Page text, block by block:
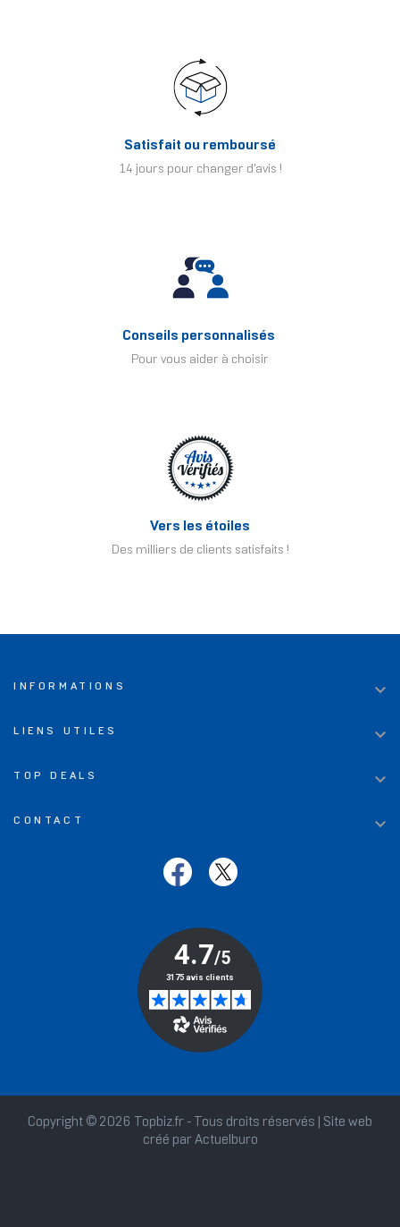
Satisfait ou remboursé
14 jours pour changer d'avis !
Conseils personnalisés
Pour vous aider à choisir
Vers les étoiles
Des milliers de clients satisfaits !
INFORMATIONS 
LIENS UTILES 
TOP DEALS 
CONTACT 
Copyright © 2026 Topbiz.fr - Tous droits réservés | Site web
créé par Actuelburo